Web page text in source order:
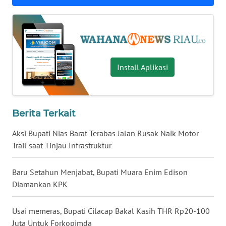
Install Aplikasi
Berita Terkait
Aksi Bupati Nias Barat Terabas Jalan Rusak Naik Motor
Trail saat Tinjau Infrastruktur
Baru Setahun Menjabat, Bupati Muara Enim Edison
Diamankan KPK
Usai memeras, Bupati Cilacap Bakal Kasih THR Rp20-100
Juta Untuk Forkopimda
WN
LAMPUNG
WN
JATENG
WN
NUSANTARA
WN
JOGJA
WN